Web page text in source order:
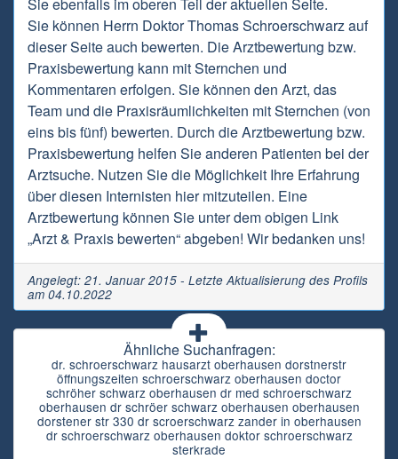
Sie können Herrn Doktor Thomas Schroerschwarz auf
dieser Seite auch bewerten. Die Arztbewertung bzw.
Praxisbewertung kann mit Sternchen und
Kommentaren erfolgen. Sie können den Arzt, das
Team und die Praxisräumlichkeiten mit Sternchen (von
eins bis fünf) bewerten. Durch die Arztbewertung bzw.
Praxisbewertung helfen Sie anderen Patienten bei der
Arztsuche. Nutzen Sie die Möglichkeit Ihre Erfahrung
über diesen Internisten hier mitzuteilen. Eine
Arztbewertung können Sie unter dem obigen Link
„Arzt & Praxis bewerten“ abgeben! Wir bedanken uns!
Angelegt: 21. Januar 2015 - Letzte Aktualisierung des Profils
am 04.10.2022
Ähnliche Suchanfragen:
dr. schroerschwarz hausarzt oberhausen dorstnerstr
öffnungszeiten schroerschwarz oberhausen doctor
schröher schwarz oberhausen dr med schroerschwarz
oberhausen dr schröer schwarz oberhausen oberhausen
dorstener str 330 dr scroerschwarz zander in oberhausen
dr schroerschwarz oberhausen doktor schroerschwarz
sterkrade